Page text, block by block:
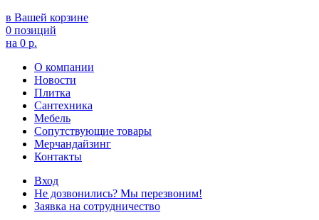
в Вашей корзине
0 позиций
на 0 р.
О компании
Новости
Плитка
Сантехника
Мебель
Сопутствующие товары
Мерчандайзинг
Контакты
Вход
Не дозвонились? Мы перезвоним!
Заявка на сотрудничество